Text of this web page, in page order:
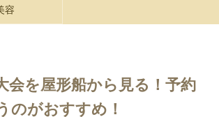
容
会を屋形船から見る！予約
のがおすすめ！